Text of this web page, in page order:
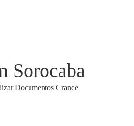
Sorocaba